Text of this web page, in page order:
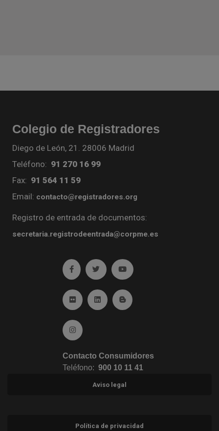
Colegio de Registradores
Diego de León, 21. 28006 Madrid
Teléfono: 91 270 16 99
Fax: 91 564 11 59
Email: contacto@registradores.org
Registro de entrada de documentos:
secretaria.registrodeentrada@corpme.es
Ir a facebook (abre en ventana nueva)
Ir a twitter (abre en ventana nueva)
Ir a YouTube (abre en
Ir a Flickr (abre en ventana nueva)
Ir a Linkedin (abre en ventana nueva)
Ir al Blog (abre en ventana
Ir a Instagram (abre en ventana nueva)
Contacto Consumidores
Teléfono: 900 10 11 41
Aviso legal
Política de privacidad